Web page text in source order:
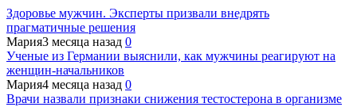
Здоровье мужчин. Эксперты призвали внедрять
прагматичные решения
Мария3 месяца назад 0
Ученые из Германии выяснили, как мужчины реагируют на
женщин-начальников
Мария4 месяца назад 0
Врачи назвали признаки снижения тестостерона в организме